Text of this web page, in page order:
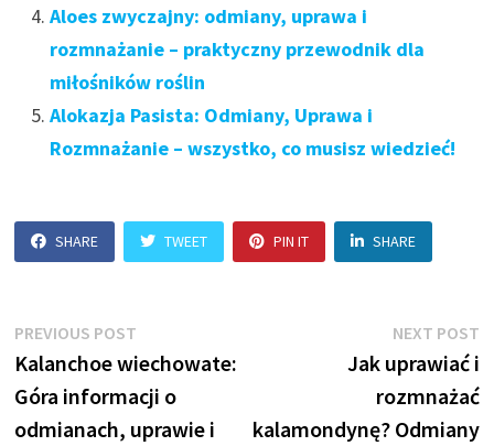
Aloes zwyczajny: odmiany, uprawa i
rozmnażanie – praktyczny przewodnik dla
miłośników roślin
Alokazja Pasista: Odmiany, Uprawa i
Rozmnażanie – wszystko, co musisz wiedzieć!
SHARE TWEET PIN IT SHARE
Nawigacja
wpisu
PREVIOUS POST
post:
Kalanchoe wiechowate:
Góra informacji o
odmianach, uprawie i
NEXT POST
Jak uprawiać i
rozmnażać
kalamondynę? Odmiany